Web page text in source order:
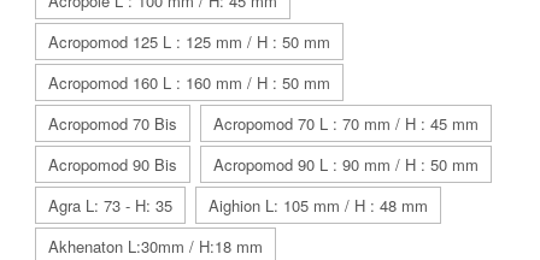
Acropomod 125 L : 125 mm / H : 50 mm
Acropomod 160 L : 160 mm / H : 50 mm
Acropomod 70 Bis
Acropomod 70 L : 70 mm / H : 45 mm
Acropomod 90 Bis
Acropomod 90 L : 90 mm / H : 50 mm
Agra L: 73 - H: 35
Aighion L: 105 mm / H : 48 mm
Akhenaton L:30mm / H:18 mm